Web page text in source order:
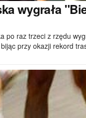
wygrała
po raz trzeci z rzędu
przy okazji rekord